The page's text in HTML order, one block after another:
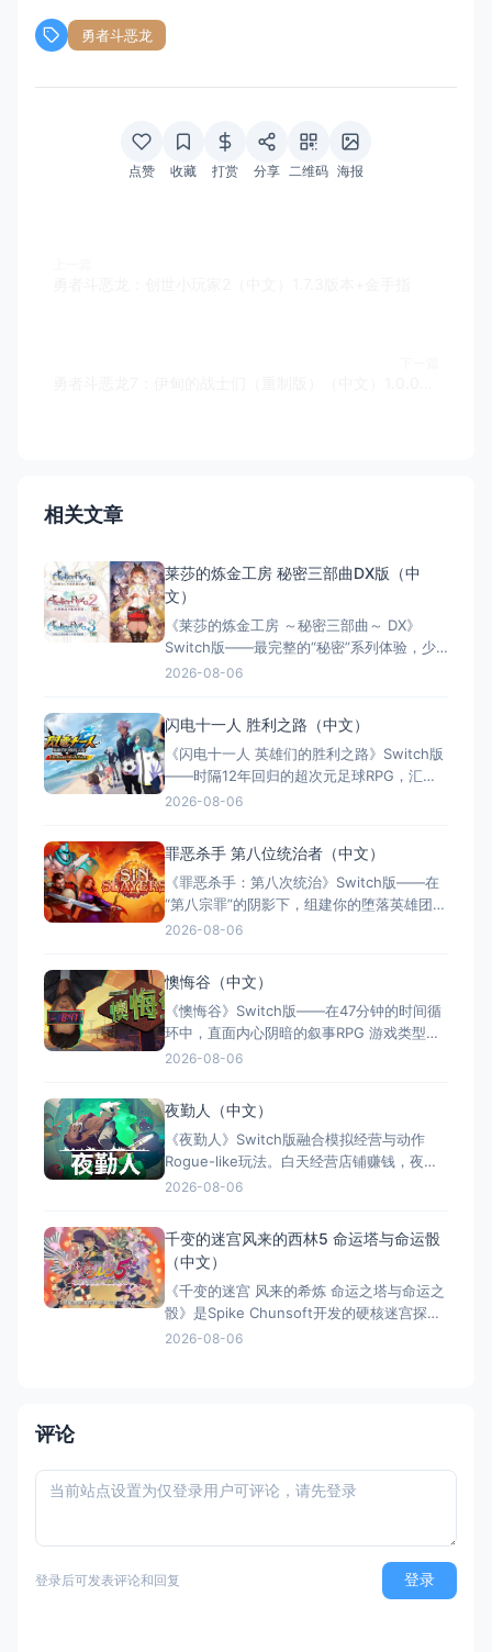
勇者斗恶龙
点赞 收藏 打赏 分享 二维码 海报
相关文章
莱莎的炼金工房 秘密三部曲DX版（中
文）
《莱莎的炼金工房 ～秘密三部曲～ DX》
Switch版——最完整的“秘密”系列体验，少
女与炼金术的夏日成长物语 游戏类型：角色
部曲～ DX（官方简体中文定名） 港台名
称：萊莎的鍊金工房 ～秘密三部曲
2026-08-06
闪电十一人 胜利之路（中文）
《闪电十一人 英雄们的胜利之路》Switch版
——时隔12年回归的超次元足球RPG，汇聚
历代5000+角色的热血盛宴 游戏类型：角色
的胜利之路（官方简体中文定名） 港台名
称：閃電十一人 英雄們的勝
2026-08-06
罪恶杀手 第八位统治者（中文）
《罪恶杀手：第八次统治》Switch版——在
“第八宗罪”的阴影下，组建你的堕落英雄团，
在罪恶与救赎间抉择 游戏类型：角色扮演类
/ 罪恶杀手：第八位统治者（官方简体中文定
名） 港台名称：罪孽
2026-08-06
懊悔谷（中文）
《懊悔谷》Switch版——在47分钟的时间循
环中，直面内心阴暗的叙事RPG 游戏类型：
角色扮演类（叙事RPG × 等距视角 × 心理惊
文定名） 美国名称：Rue Valley（北美/欧服
eShop官方英文
2026-08-06
夜勤人（中文）
《夜勤人》Switch版融合模拟经营与动作
Rogue-like玩法。白天经营店铺赚钱，夜晚
探索地牢打怪寻宝，核心循环为“赚钱变强，
戏凭借独特的玩法融合与出色像素美术，获
Steam 82%特别好评，是体验双面人生的佳
作
2026-08-06
千变的迷宫风来的西林5 命运塔与命运骰
（中文）
《千变的迷宫 风来的希炼 命运之塔与命运之
骰》是Spike Chunsoft开发的硬核迷宫探险
Roguelike RPG。每次冒险地图、道具、怪
2026-08-06
评论
登录后可发表评论和回复 登录